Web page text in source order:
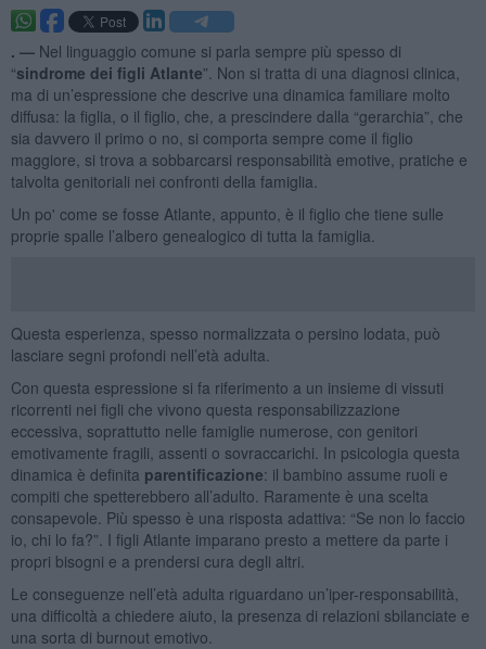
. — Nel linguaggio comune si parla sempre più spesso di
“sindrome dei figli Atlante”. Non si tratta di una diagnosi clinica,
ma di un’espressione che descrive una dinamica familiare molto
diffusa: la figlia, o il figlio, che, a prescindere dalla “gerarchia”, che
sia davvero il primo o no, si comporta sempre come il figlio
maggiore, si trova a sobbarcarsi responsabilità emotive, pratiche e
talvolta genitoriali nei confronti della famiglia.
Un po' come se fosse Atlante, appunto, è il figlio che tiene sulle
proprie spalle l’albero genealogico di tutta la famiglia.
Questa esperienza, spesso normalizzata o persino lodata, può
lasciare segni profondi nell’età adulta.
Con questa espressione si fa riferimento a un insieme di vissuti
ricorrenti nei figli che vivono questa responsabilizzazione
eccessiva, soprattutto nelle famiglie numerose, con genitori
emotivamente fragili, assenti o sovraccarichi. In psicologia questa
dinamica è definita parentificazione: il bambino assume ruoli e
compiti che spetterebbero all’adulto. Raramente è una scelta
consapevole. Più spesso è una risposta adattiva: “Se non lo faccio
io, chi lo fa?”. I figli Atlante imparano presto a mettere da parte i
propri bisogni e a prendersi cura degli altri.
Le conseguenze nell’età adulta riguardano un’iper-responsabilità,
una difficoltà a chiedere aiuto, la presenza di relazioni sbilanciate e
una sorta di burnout emotivo.